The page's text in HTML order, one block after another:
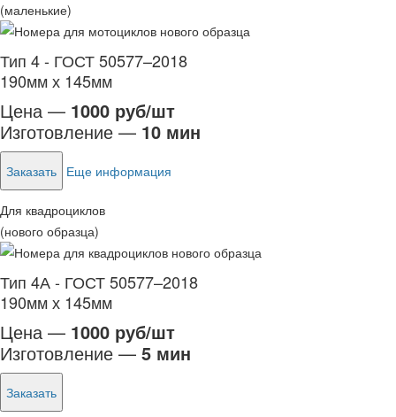
(маленькие)
Тип 4 - ГОСТ 50577–2018
190мм х 145мм
Цена — 1000 руб/шт
Изготовление — 10 мин
Заказать Еще информация
Для квадроциклов
(нового образца)
Тип 4А - ГОСТ 50577–2018
190мм х 145мм
Цена — 1000 руб/шт
Изготовление — 5 мин
Заказать